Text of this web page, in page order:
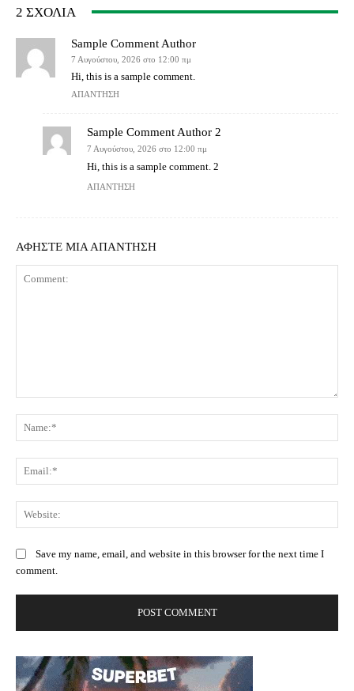
2 ΣΧΟΛΙΑ
Sample Comment Author
7 Αυγούστου, 2026 στο 12:00 πμ
Hi, this is a sample comment.
ΑΠΆΝΤΗΣΗ
Sample Comment Author 2
7 Αυγούστου, 2026 στο 12:00 πμ
Hi, this is a sample comment. 2
ΑΠΆΝΤΗΣΗ
ΑΦΗΣΤΕ ΜΙΑ ΑΠΑΝΤΗΣΗ
Save my name, email, and website in this browser for the next time I
comment.